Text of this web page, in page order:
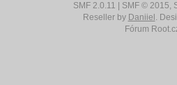
SMF 2.0.11 SMF © 2015,
Reseller by Daniiel .
Fórum